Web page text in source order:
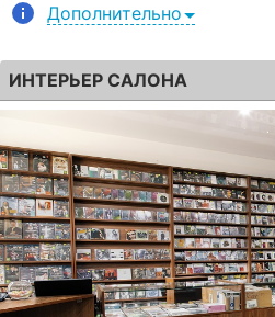
Дополнительно
ИНТЕРЬЕР САЛОНА